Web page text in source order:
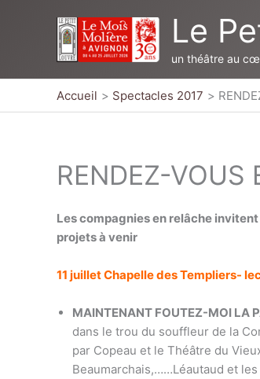
Le
un théâtre au
Accueil Spectacles 2017
RENDEZ-VOUS
Les compagnies en relâche
projets à venir
11 juillet Chapelle des
MAINTENANT FOUTEZ-MOI LA
dans le trou du souffleur de la
par Copeau et le Théâtre du
Beaumarchais,……Léautaud et